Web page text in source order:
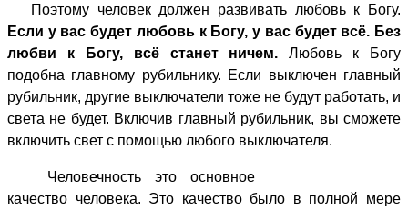
Поэтому человек должен развивать любовь к Богу.
Если у вас будет любовь к Богу, у вас будет всё. Без
любви к Богу, всё станет ничем.Любовь к Богу
подобна главному рубильнику. Если выключен главный
рубильник, другие выключатели тоже не будут работать, и
света не будет. Включив главный рубильник, вы сможете
включить свет с помощью любого выключателя.
Человечность это основное
качество человека. Это качество было в полной мере